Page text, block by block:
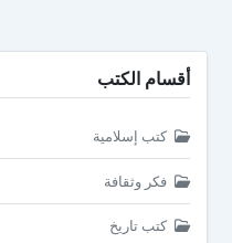
أقسام الكتب
كتب إسلامية
فكر وثقافة
كتب تاريخ